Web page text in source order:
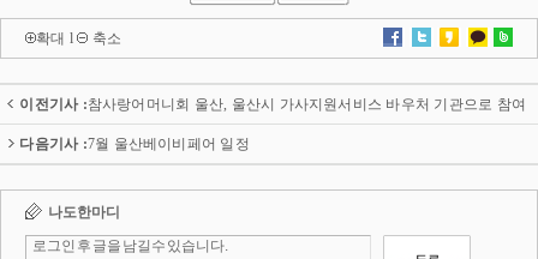
확대 l 축소
이전기사 :참사랑어머니회 울산, 울산시 가사지원서비스 바우처 기관으로 참여
다음기사 :7월 울산베이비페어 일정